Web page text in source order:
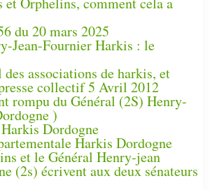
du 20 mars 2025
Jean-Fournier Harkis : le
associations de harkis, et
collectif 5 Avril 2012
rompu du Général (2S) Henry-
)
Dordogne
Harkis Dordogne
et le Général Henry-jean
(2s) écrivent aux deux sénateurs